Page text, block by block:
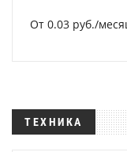
От 0.03 руб./
ТЕХНИКА